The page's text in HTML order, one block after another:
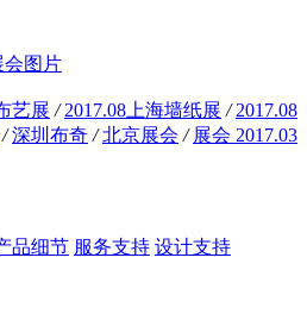
会图片
艺展 / 2017.08上海墙纸展 / 2017.08
/ 深圳布奇 / 北京展会 / 展会 2017.03
品细节 服务支持 设计支持